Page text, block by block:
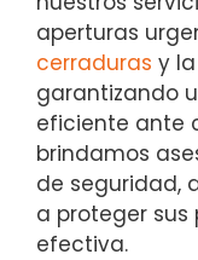
aperturas
cerraduras y
garantizando
eficiente ante
brindamos
de seguridad,
a proteger
efectiva.